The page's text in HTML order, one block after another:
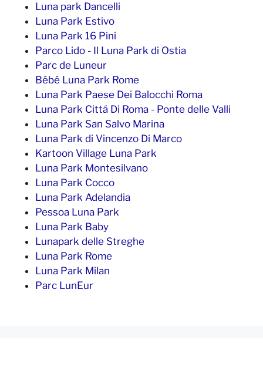
Luna park Dancelli
Luna Park Estivo
Luna Park 16 Pini
Parco Lido - Il Luna Park di Ostia
Parc de Luneur
Bébé Luna Park Rome
Luna Park Paese Dei Balocchi Roma
Luna Park Cittá Di Roma - Ponte delle Valli
Luna Park San Salvo Marina
Luna Park di Vincenzo Di Marco
Kartoon Village Luna Park
Luna Park Montesilvano
Luna Park Cocco
Luna Park Adelandia
Pessoa Luna Park
Luna Park Baby
Lunapark delle Streghe
Luna Park Rome
Luna Park Milan
Parc LunEur